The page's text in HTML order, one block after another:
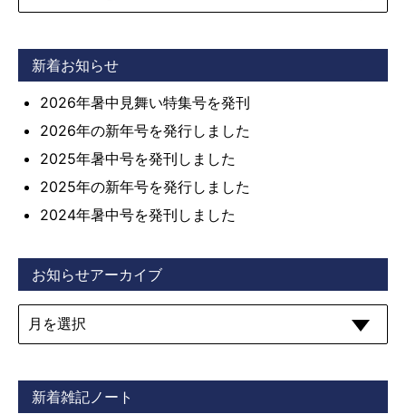
新着お知らせ
2026年暑中見舞い特集号を発刊
2026年の新年号を発行しました
2025年暑中号を発刊しました
2025年の新年号を発行しました
2024年暑中号を発刊しました
お知らせアーカイブ
新着雑記ノート